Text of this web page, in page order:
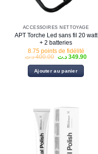
ACCESSOIRES NETTOYAGE
APT Torche Led sans fil 20 watt
+ 2 batteries
8.75 points de fidélité
400.00 د.ت
Le
initial
était :
349.90 د.ت
Le
Ajouter au panier